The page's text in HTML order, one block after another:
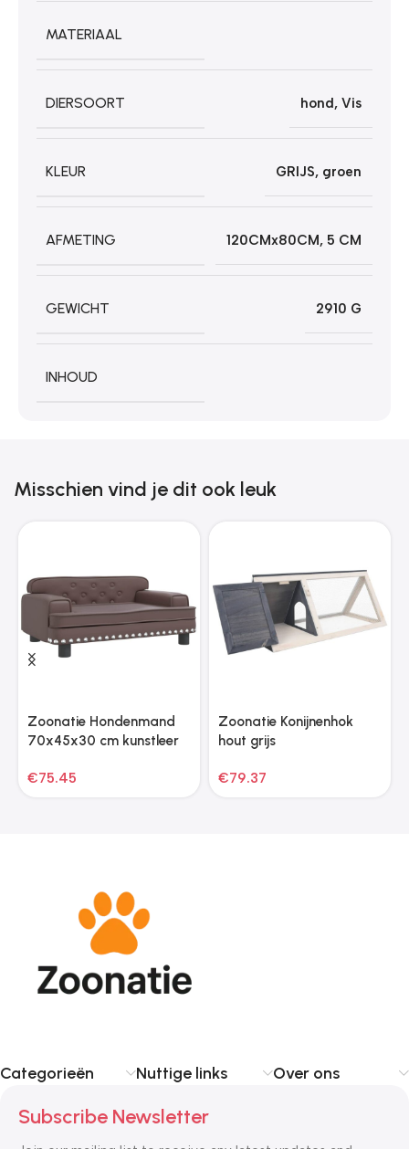
MATERIAAL
DIERSOORT hond, Vis
KLEUR GRIJS, groen
AFMETING 120CMx80CM, 5 CM
GEWICHT 2910 G
INHOUD
Misschien vind je dit ook leuk
Zoonatie Hondenmand
70x45x30 cm kunstleer
€75.45
Zoonatie Konijnenhok
hout grijs
€79.37
Categorieën Nuttige links Over ons
Subscribe Newsletter